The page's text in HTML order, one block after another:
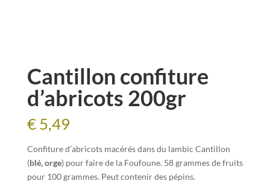
Cantillon confiture
d’abricots 200gr
€5,49
Confiture d’abricots macérés dans du lambic Cantillon
(blé, orge) pour faire de la Foufoune. 58 grammes de fruits
pour 100 grammes. Peut contenir des pépins.